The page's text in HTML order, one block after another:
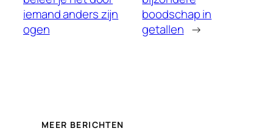
iemand anders zijn
ogen
boodschap in
getallen →
MEER BERICHTEN